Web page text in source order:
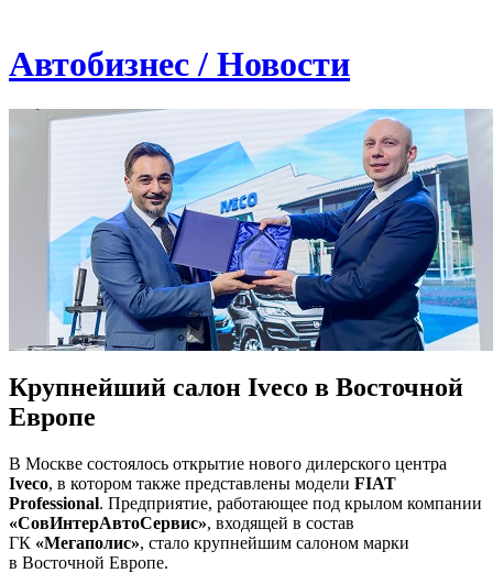
Автобизнес / Новости
Крупнейший салон Iveco в Восточной
Европе
В Москве состоялось открытие нового дилерского центра
Iveco, в котором также представлены модели FIAT
Professional. Предприятие, работающее под крылом компании
«СовИнтерАвтоСервис», входящей в состав
ГК «Мегаполис», стало крупнейшим салоном марки
в Восточной Европе.